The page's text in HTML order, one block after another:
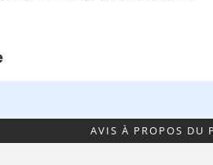
AVIS À PROPOS DU